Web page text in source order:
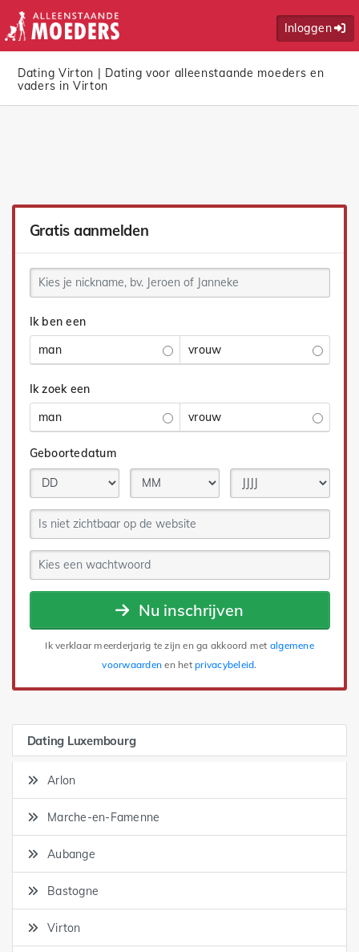
Inloggen
Dating Virton | Dating voor alleenstaande moeders en
vaders in Virton
Gratis aanmelden
Ik ben een
man
vrouw
Ik zoek een
man
vrouw
Geboortedatum
Nu inschrijven
Ik verklaar meerderjarig te zijn en ga akkoord met algemene
voorwaarden en hetprivacybeleid.
Dating Luxembourg
Arlon
Marche-en-Famenne
Aubange
Bastogne
Virton